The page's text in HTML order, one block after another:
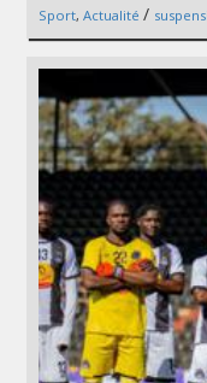
Sport, Actualité /